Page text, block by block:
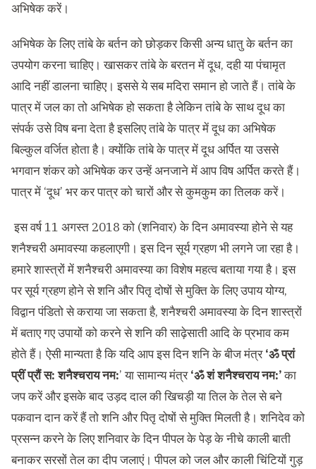
अभिषेक करें।
अभिषेक के लिए तांबे के बर्तन को छोड़कर किसी अन्य धातु के बर्तन का
उपयोग करना चाहिए। खासकर तांबे के बरतन में दूध, दही या पंचामृत
आदि नहीं डालना चाहिए। इससे ये सब मदिरा समान हो जाते हैं। तांबे के
पात्र में जल का तो अभिषेक हो सकता है लेकिन तांबे के साथ दूध का
संपर्क उसे विष बना देता है इसलिए तांबे के पात्र में दूध का अभिषेक
बिल्कुल वर्जित होता है। क्योंकि तांबे के पात्र में दूध अर्पित या उससे
भगवान शंकर को अभिषेक कर उन्हें अनजाने में आप विष अर्पित करते हैं।
पात्र में ‘दूध’ भर कर पात्र को चारों और से कुमकुम का तिलक करें।
इस वर्ष 11 अगस्त 2018 को (शनिवार) के दिन अमावस्या होने से यह
शनैश्चरी अमावस्या कहलाएगी। इस दिन सूर्य ग्रहण भी लगने जा रहा है।
हमारे शास्त्रों में शनैश्चरी अमावस्या का विशेष महत्व बताया गया है। इस
पर सूर्य ग्रहण होने से शनि और पितृ दोषों से मुक्ति के लिए उपाय योग्‍य,
विद्वान पंडितो से कराया जा सकता है, शनैश्चरी अमावस्या के दिन शास्त्रों
में बताए गए उपायों को करने से शनि की साढ़ेसाती आदि के प्रभाव कम
होते हैं। ऐसी मान्यता है कि यदि आप इस दिन शनि के बीज मंत्र‘ॐ प्रां
प्रीं प्रौं स: शनैश्चराय नम:’ या सामान्य मंत्र‘ॐ शं शनैश्चराय नम:’का
जप करें और इसके बाद उड़द दाल की खिचड़ी या तिल के तेल से बने
पकवान दान करें हैं तो शनि और पितृ दोषों से मुक्ति मिलती है। शनिदेव को
प्रसन्न करने के लिए शनिवार के दिन पीपल के पेड़ के नीचे काली बाती
बनाकर सरसों तेल का दीप जलाएं। पीपल को जल और काली चिंटियों गुड़